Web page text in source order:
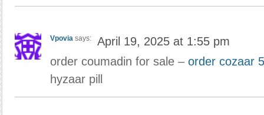
Vpovia says:
April 19, 2025 at 1:55 pm
order coumadin for sale – order cozaar
hyzaar pill